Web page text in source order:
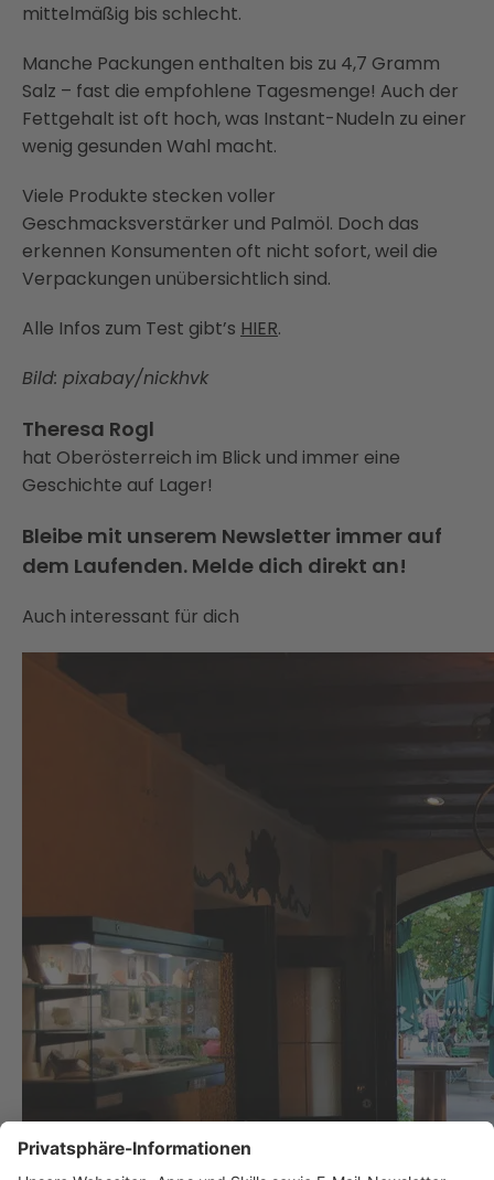
mittelmäßig bis schlecht.
Manche Packungen enthalten bis zu 4,7 Gramm
Salz – fast die empfohlene Tagesmenge! Auch der
Fettgehalt ist oft hoch, was Instant-Nudeln zu einer
wenig gesunden Wahl macht.
Viele Produkte stecken voller
Geschmacksverstärker und Palmöl. Doch das
erkennen Konsumenten oft nicht sofort, weil die
Verpackungen unübersichtlich sind.
Alle Infos zum Test gibt’s HIER.
Bild: pixabay/nickhvk
Theresa Rogl
hat Oberösterreich im Blick und immer eine
Geschichte auf Lager!
Bleibe mit unserem Newsletter immer auf
dem Laufenden. Melde dich direkt an!
Auch interessant für dich